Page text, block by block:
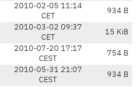
2010-02-05 11:14
CET
934 B
2010-03-02 09:37
CET
15 KiB
2010-07-20 17:17
CEST
754 B
2010-05-31 21:07
CEST
934 B